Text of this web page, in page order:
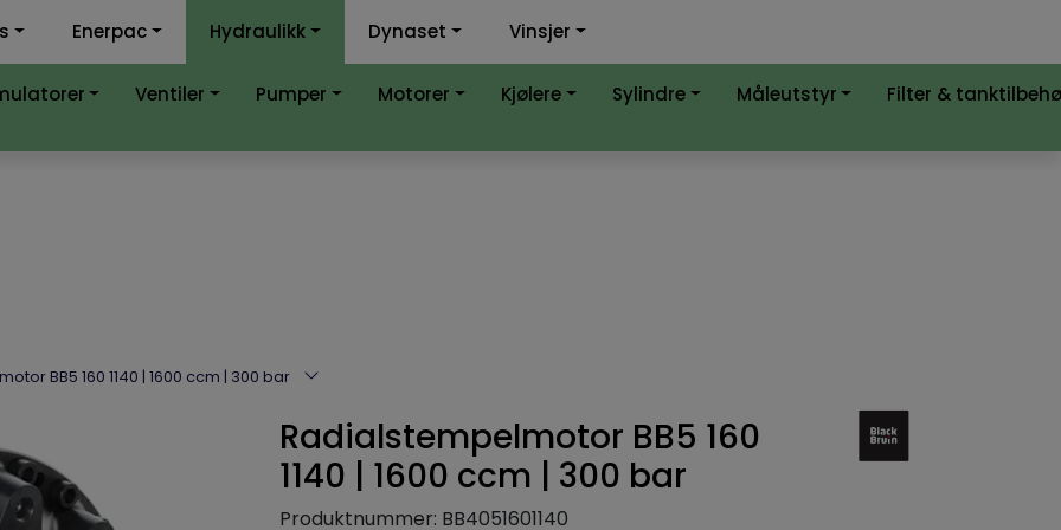
kalkulator Sammenlign
Enerpac Hydraulikk
Ventiler Pumper Motorer Kjølere Sylindre Måleutstyr Filter &
Dynaset Vinsjer
BB5 160 1140 | 1600 ccm | 300 bar
Radialstempelmotor BB5 160
1140 | 1600 ccm | 300 bar
Produktnummer: BB4051601140